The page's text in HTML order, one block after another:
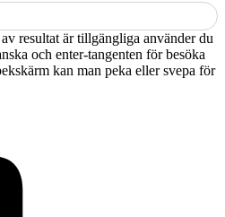
resultat är tillgängliga använder du
och enter-tangenten för besöka
kan man peka eller svepa för